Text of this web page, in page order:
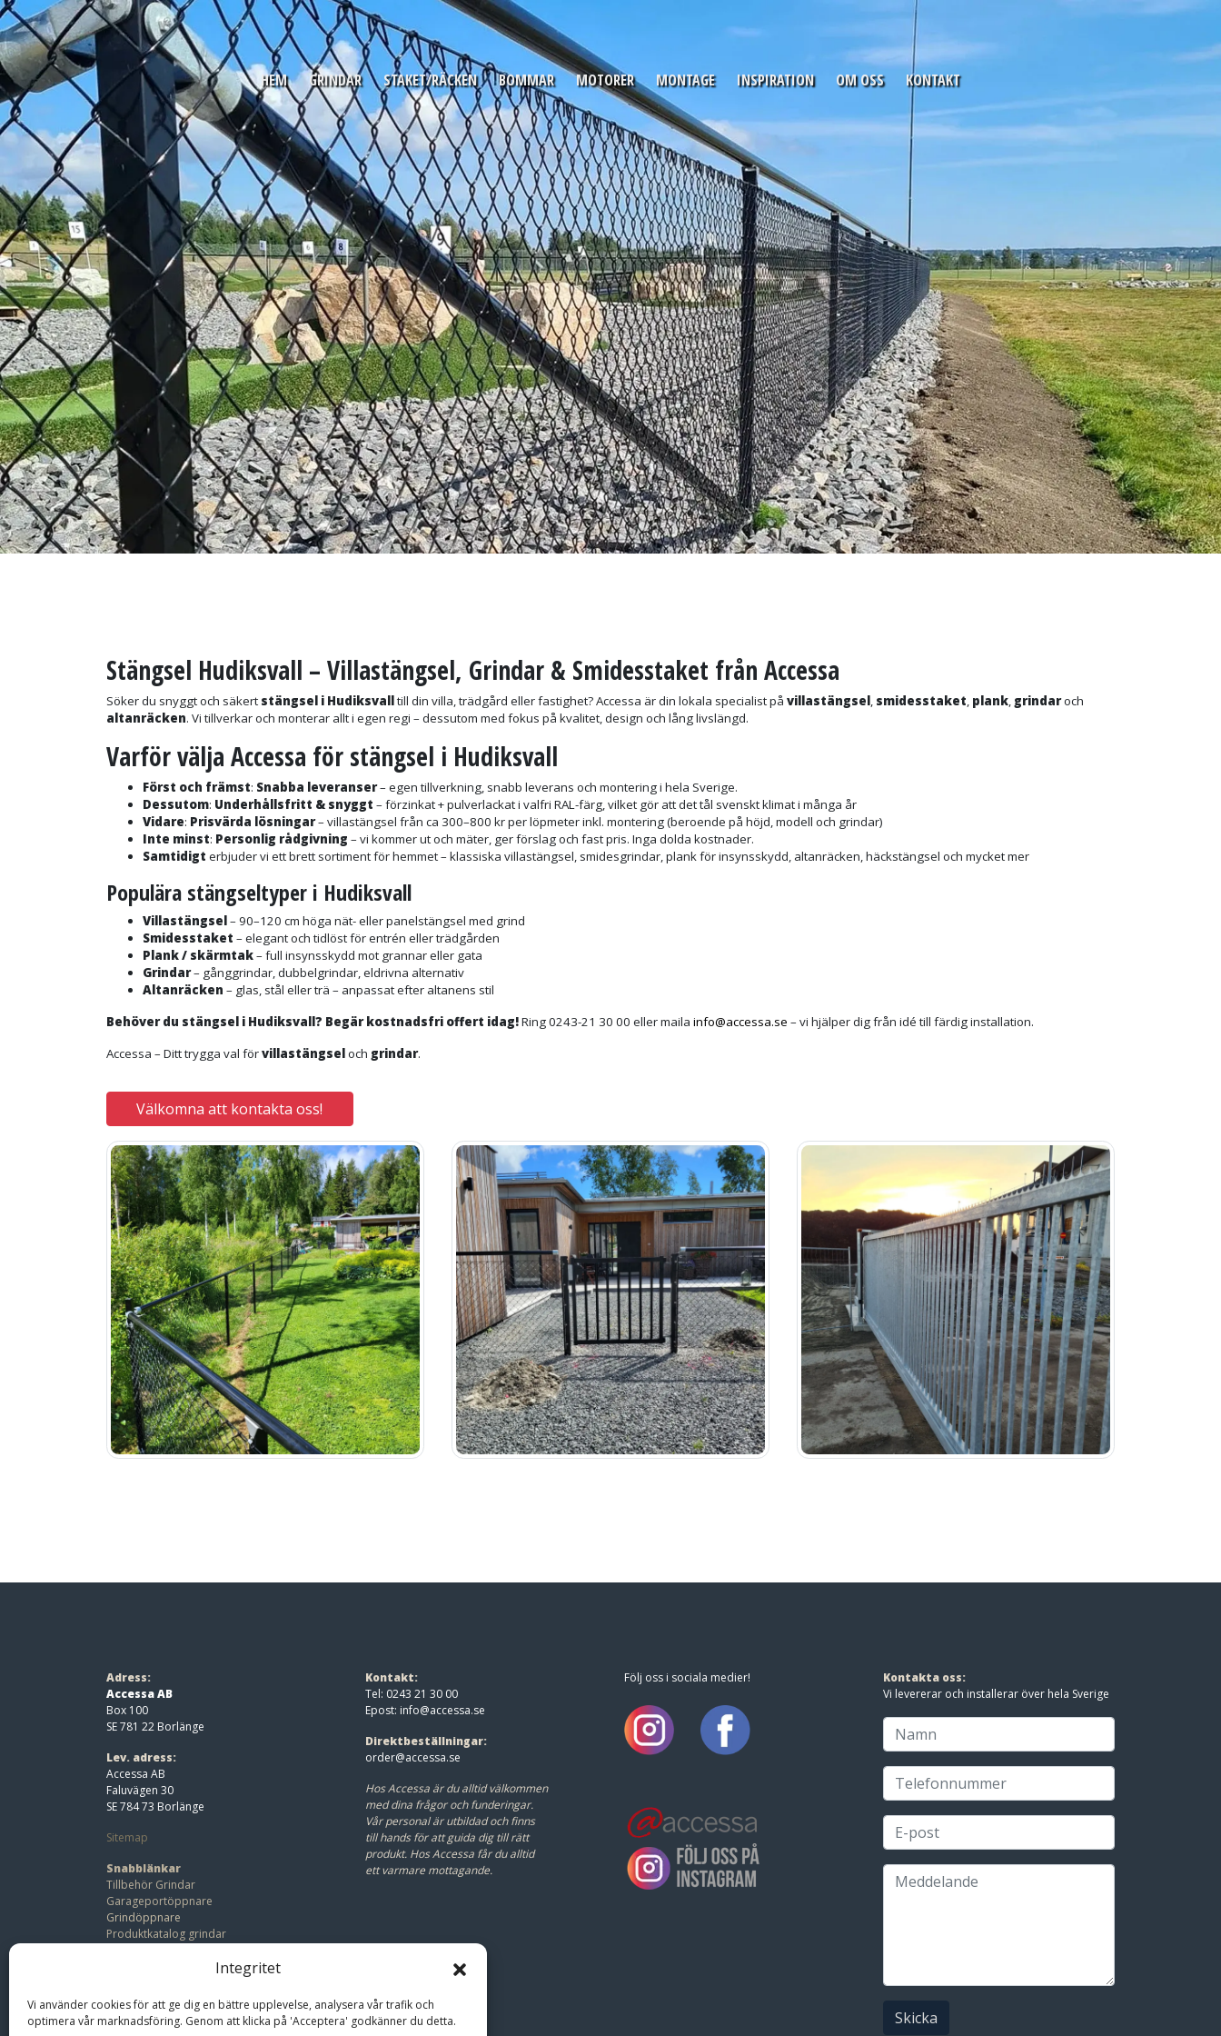
Integritet
Vi använder cookies för att ge dig en bättre upplevelse, analysera vår trafik och
optimera vår marknadsföring. Genom att klicka på 'Acceptera' godkänner du detta.
HEM GRINDAR STAKET/RÄCKEN BOMMAR MOTORER MONTAGE INSPIRATION OM OSS KONTAKT
Stängsel Hudiksvall – Villastängsel, Grindar & Smidesstaket från Accessa
Söker du snyggt och säkert stängsel i Hudiksvalltill din villa, trädgård eller fastighet? Accessa är din lokala specialist på villastängsel, smidesstaket, plank, grindaroch
altanräcken. Vi tillverkar och monterar allt i egen regi – dessutom med fokus på kvalitet, design och lång livslängd.
Varför välja Accessa för stängsel i Hudiksvall
Först och främst: Snabba leveranser– egen tillverkning, snabb leverans och montering i hela Sverige.
Dessutom: Underhållsfritt & snyggt – förzinkat + pulverlackat i valfri RAL-färg, vilket gör att det tål svenskt klimat i många år
Vidare: Prisvärda lösningar– villastängsel från ca 300–800 kr per löpmeter inkl. montering (beroende på höjd, modell och grindar)
Inte minst: Personlig rådgivning – vi kommer ut och mäter, ger förslag och fast pris. Inga dolda kostnader.
Samtidigt erbjuder vi ett brett sortiment för hemmet – klassiska villastängsel, smidesgrindar, plank för insynsskydd, altanräcken, häckstängsel och mycket mer
Populära stängseltyper i Hudiksvall
Villastängsel– 90–120 cm höga nät- eller panelstängsel med grind
Smidesstaket – elegant och tidlöst för entrén eller trädgården
Plank / skärmtak– full insynsskydd mot grannar eller gata
Grindar– gånggrindar, dubbelgrindar, eldrivna alternativ
Altanräcken – glas, stål eller trä – anpassat efter altanens stil
Behöver du stängsel i Hudiksvall? Begär kostnadsfri offert idag!Ring 0243-21 30 00 eller maila info@accessa.se – vi hjälper dig från idé till färdig installation.
Accessa – Ditt trygga val förvillastängseloch grindar.
Välkomna att kontakta oss!
Adress:
Accessa AB
Box 100
SE 781 22 Borlänge
Lev. adress:
Accessa AB
Faluvägen 30
SE 784 73 Borlänge
Sitemap
Snabblänkar
Tillbehör Grindar
Garageportöppnare
Grindöppnare
Produktkatalog grindar
Kontakt:
Tel: 0243 21 30 00
Epost: info@accessa.se
Direktbeställningar:
order@accessa.se
Hos Accessa är du alltid välkommen
med dina frågor och funderingar.
Vår personal är utbildad och finns
till hands för att guida dig till rätt
produkt. Hos Accessa får du alltid
ett varmare mottagande.
Följ oss i sociala medier!
Kontakta oss:
Vi levererar och installerar över hela Sverige